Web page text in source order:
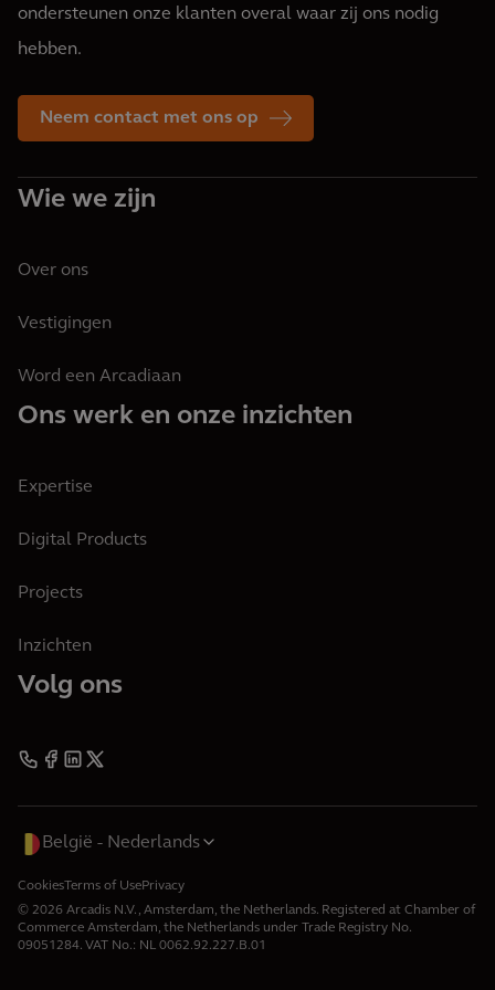
ondersteunen onze klanten overal waar zij ons nodig
hebben.
Neem contact met ons op
Wie we zijn
Over ons
Vestigingen
Word een Arcadiaan
Ons werk en onze inzichten
Expertise
Digital Products
Projects
Inzichten
Volg ons
© 2026 Arcadis N.V., Amsterdam, the Netherlands. Registered at Chamber of
Commerce Amsterdam, the Netherlands under Trade Registry No.
09051284. VAT No.: NL 0062.92.227.B.01
CookiesTerms of UsePrivacy
België Nederlands